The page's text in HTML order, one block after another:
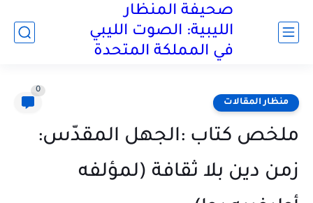
صحيفة المنظار
الليبية: الصوت الليبي
في المملكة المتحدة
منظار المقالات
0
ملخص كتاب :الجهل المقدّس:
زمن دين بلا ثقافة (لمؤلفه